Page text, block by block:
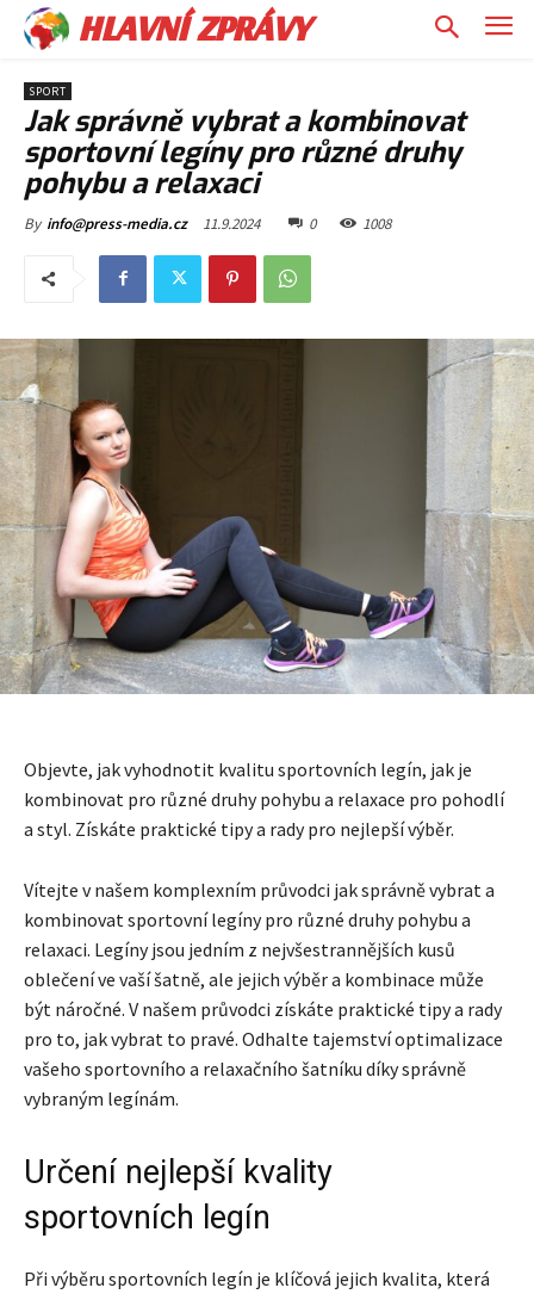
HLAVNÍ ZPRÁVY
SPORT
Jak správně vybrat a kombinovat
sportovní legíny pro různé druhy
pohybu a relaxaci
By info@press-media.cz 11.9.2024 0 1008
Objevte, jak vyhodnotit kvalitu sportovních legín, jak je
kombinovat pro různé druhy pohybu a relaxace pro pohodlí
a styl. Získáte praktické tipy a rady pro nejlepší výběr.
Vítejte v našem komplexním průvodci jak správně vybrat a
kombinovat sportovní legíny pro různé druhy pohybu a
relaxaci. Legíny jsou jedním z nejvšestrannějších kusů
oblečení ve vaší šatně, ale jejich výběr a kombinace může
být náročné. V našem průvodci získáte praktické tipy a rady
pro to, jak vybrat to pravé. Odhalte tajemství optimalizace
vašeho sportovního a relaxačního šatníku díky správně
vybraným legínám.
Určení nejlepší kvality
sportovních legín
Při výběru sportovních legín je klíčová jejich kvalita, která